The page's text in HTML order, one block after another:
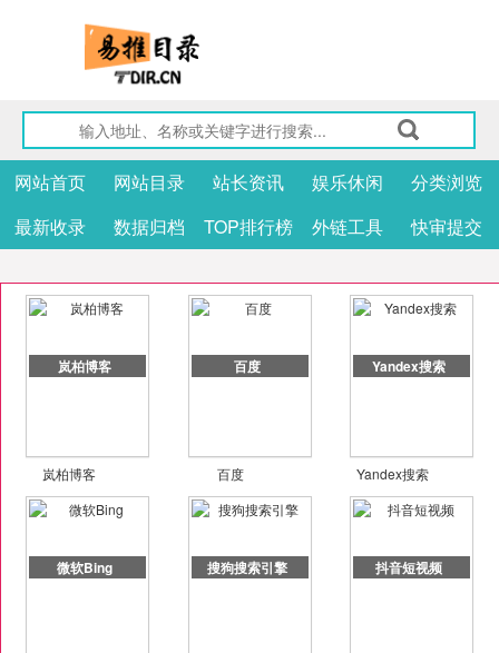
网站首页 网站目录 站长资讯 娱乐休闲
分类浏览
最新收录
数据归档 TOP排行榜 外链工具 快审提交
岚柏博客
岚柏博客
百度
百度
Yandex搜索
Yandex搜索
微软Bing 搜狗搜索引擎 抖音短视频